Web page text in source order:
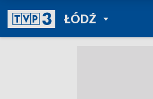
ŁÓDŹPOWRÓT DO
TVP REGIONY